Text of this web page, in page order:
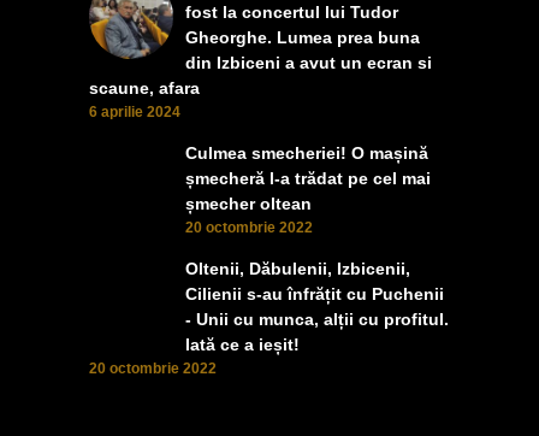
fost la concertul lui Tudor
Gheorghe. Lumea prea buna
din Izbiceni a avut un ecran si
scaune, afara
6 aprilie 2024
Culmea smecheriei! O mașină
șmecheră l-a trădat pe cel mai
șmecher oltean
20 octombrie 2022
Oltenii, Dăbulenii, Izbicenii,
Cilienii s-au înfrățit cu Puchenii
- Unii cu munca, alții cu profitul.
Iată ce a ieșit!
20 octombrie 2022